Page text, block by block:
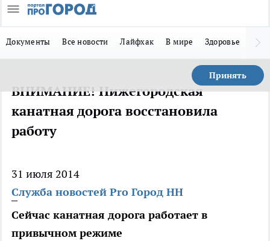
Документы Все новости Лайфхак В мире Здоровье
Принять
ВНИМАНИЕ! Нижегородская
канатная дорога восстановила
работу
31 июля 2014
Служба новостей Pro Город НН
Сейчас канатная дорога работает в
привычном режиме